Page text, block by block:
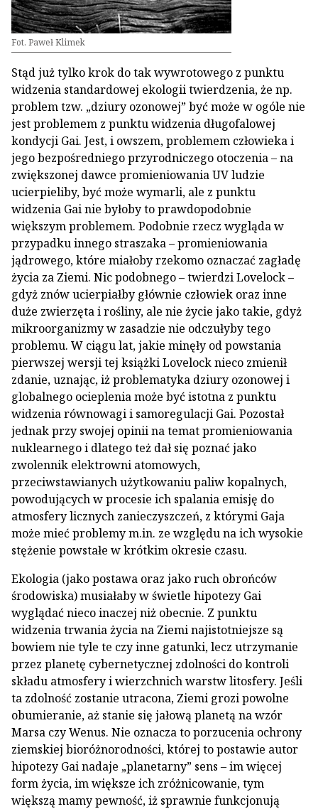
Fot. Paweł Klimek
Stąd już tylko krok do tak wywrotowego z punktu
widzenia standardowej ekologii twierdzenia, że np.
problem tzw. „dziury ozonowej” być może w ogóle nie
jest problemem z punktu widzenia długofalowej
kondycji Gai. Jest, i owszem, problemem człowieka i
jego bezpośredniego przyrodniczego otoczenia – na
zwiększonej dawce promieniowania UV ludzie
ucierpieliby, być może wymarli, ale z punktu
widzenia Gai nie byłoby to prawdopodobnie
większym problemem. Podobnie rzecz wygląda w
przypadku innego straszaka – promieniowania
jądrowego, które miałoby rzekomo oznaczać zagładę
życia za Ziemi. Nic podobnego – twierdzi Lovelock –
gdyż znów ucierpiałby głównie człowiek oraz inne
duże zwierzęta i rośliny, ale nie życie jako takie, gdyż
mikroorganizmy w zasadzie nie odczułyby tego
problemu. W ciągu lat, jakie minęły od powstania
pierwszej wersji tej książki Lovelock nieco zmienił
zdanie, uznając, iż problematyka dziury ozonowej i
globalnego ocieplenia może być istotna z punktu
widzenia równowagi i samoregulacji Gai. Pozostał
jednak przy swojej opinii na temat promieniowania
nuklearnego i dlatego też dał się poznać jako
zwolennik elektrowni atomowych,
przeciwstawianych użytkowaniu paliw kopalnych,
powodujących w procesie ich spalania emisję do
atmosfery licznych zanieczyszczeń, z którymi Gaja
może mieć problemy m.in. ze względu na ich wysokie
stężenie powstałe w krótkim okresie czasu.
Ekologia (jako postawa oraz jako ruch obrońców
środowiska) musiałaby w świetle hipotezy Gai
wyglądać nieco inaczej niż obecnie. Z punktu
widzenia trwania życia na Ziemi najistotniejsze są
bowiem nie tyle te czy inne gatunki, lecz utrzymanie
przez planetę cybernetycznej zdolności do kontroli
składu atmosfery i wierzchnich warstw litosfery. Jeśli
ta zdolność zostanie utracona, Ziemi grozi powolne
obumieranie, aż stanie się jałową planetą na wzór
Marsa czy Wenus. Nie oznacza to porzucenia ochrony
ziemskiej bioróżnorodności, której to postawie autor
hipotezy Gai nadaje „planetarny” sens – im więcej
form życia, im większe ich zróżnicowanie, tym
większą mamy pewność, iż sprawnie funkcjonują